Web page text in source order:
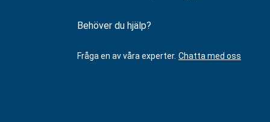
Behöver du hjälp?
Fråga en av våra experter. Chatta med oss